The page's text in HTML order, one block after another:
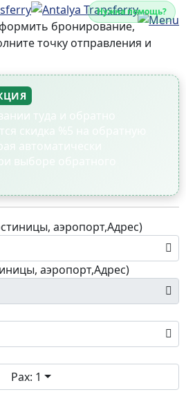
Нужна помощь?
бронирование,
точку отправления и
туда и обратно
скидка %5 на обратную
автоматически
выборе обратного
аэропорт,Адрес)
аэропорт,Адрес)
Pax: 1